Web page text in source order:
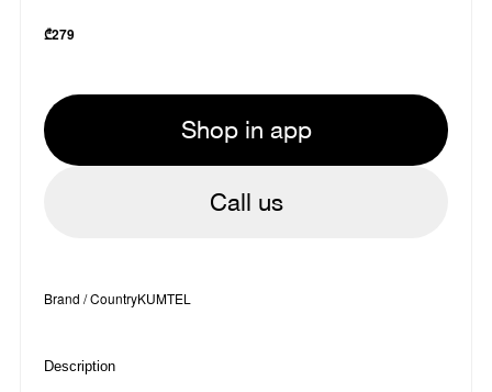
₾279
Shop in app
Call us
Brand / CountryKUMTEL
Description